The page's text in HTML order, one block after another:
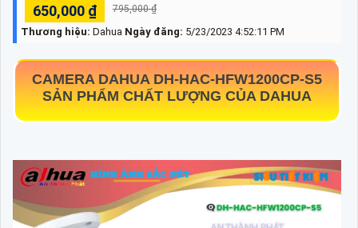
650,000 ₫ 795,000 ₫
Thương hiệu: Dahua Ngày đăng: 5/23/2023 4:52:11 PM
CAMERA DAHUA DH-HAC-HFW1200CP-S5
SẢN PHẨM CHẤT LƯỢNG CỦA DAHUA